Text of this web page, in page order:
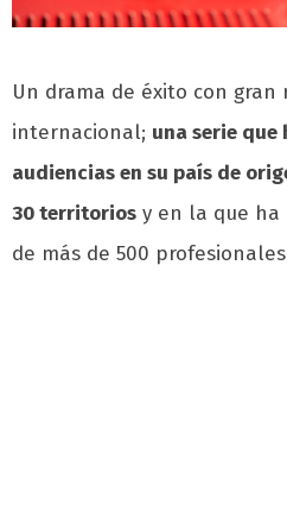
Un drama de éxito con gran
internacional; una serie que
audiencias en su país de
30 territorios y en la que
de más de 500